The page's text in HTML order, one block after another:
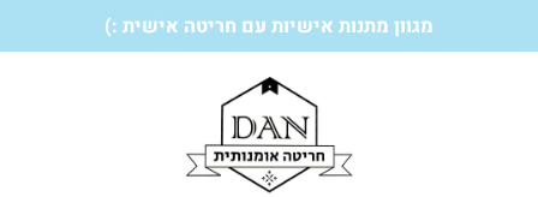
מגוון מתנות אישיות עם חריטה אישית :)